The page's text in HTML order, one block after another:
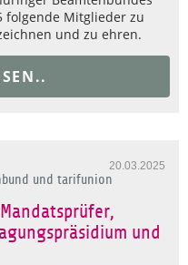
folgende Mitglieder zu
und zu ehren.
20.03.2025
und tarifunion
und